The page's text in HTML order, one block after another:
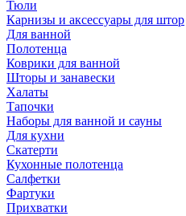
Тюли
Карнизы и аксессуары для штор
Для ванной
Полотенца
Коврики для ванной
Шторы и занавески
Халаты
Тапочки
Наборы для ванной и сауны
Для кухни
Скатерти
Кухонные полотенца
Салфетки
Фартуки
Прихватки